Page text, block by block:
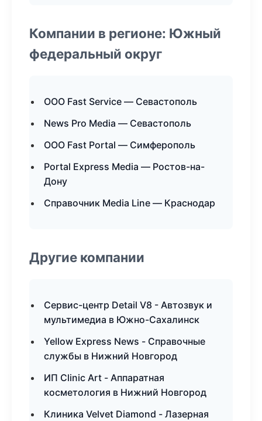
Компании в регионе: Южный
федеральный округ
ООО Fast Service — Севастополь
News Pro Media — Севастополь
ООО Fast Portal — Симферополь
Portal Express Media — Ростов-на-
Дону
Справочник Media Line — Краснодар
Другие компании
Сервис-центр Detail V8 - Автозвук и
мультимедиа в Южно-Сахалинск
Yellow Express News - Справочные
службы в Нижний Новгород
ИП Clinic Art - Аппаратная
косметология в Нижний Новгород
Клиника Velvet Diamond - Лазерная